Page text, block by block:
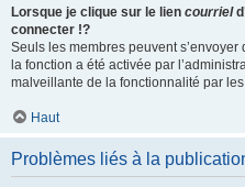
Lorsque je clique sur le lien courriel
connecter !?
Seuls les membres peuvent
la fonction a été activée par
malveillante de la fonctionnalité par
Haut
Problèmes liés à la